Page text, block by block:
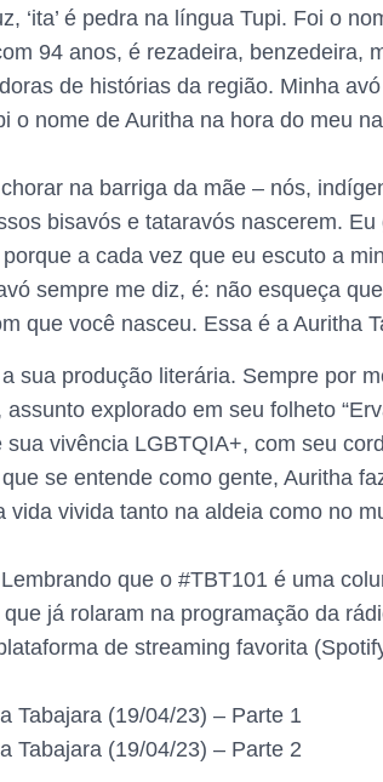
‘ita’ é pedra na língua Tupi. Foi o
94 anos, é rezadeira, benzedeira,
de histórias da região. Minha
o nome de Auritha na hora do meu
na barriga da mãe – nós,
bisavós e tataravós nascerem.
a cada vez que eu escuto a
sempre me diz, é: não esqueça
que você nasceu. Essa é a Auritha
sua produção literária. Sempre por
explorado em seu folheto
vivência LGBTQIA+, com seu
se entende como gente, Auritha
vivida tanto na aldeia como no
que o #TBT101 é uma
já rolaram na programação da
de streaming favorita
Tabajara (19/04/23) – Parte 1
Tabajara (19/04/23) – Parte 2